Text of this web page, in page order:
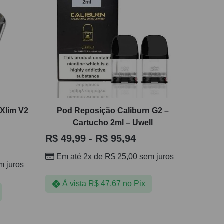
V2
juros
Pod Reposição Caliburn G2 –
Cartucho 2ml – Uwell
R$49,99 - R$95,94
Em até 2x de R$25,00sem juros
À vista R$47,67 no Pix